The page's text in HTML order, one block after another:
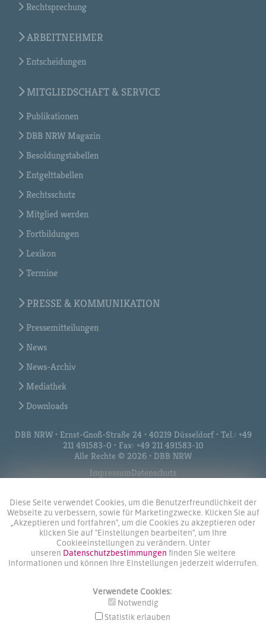
Diese Seite verwendet Cookies, um die Benutzerfreundlichkeit der
Webseite zu verbessern, sowie für Marketingzwecke. Klicken Sie auf
„Akzeptieren und fortfahren", um die Cookies zu akzeptieren oder
klicken Sie auf "Einstellungen bearbeiten", um Ihre
Cookieeinstellungen zu verändern. Unter
unseren Datenschutzbestimmungen finden Sie weitere
Informationen und können Ihre Einstellungen jederzeit widerrufen.
Verwendete Cookies:
Notwendig
Statistik erlauben
Rechtsprechung
ARBEITNEHMER
Entscheidungen
MITGLIEDSCHAFT & SERVICE
Publikationen
DBB NRW Magazin
Besoldungstabellen
Entgelttabellen
Rechtsschutz
Mitglied werden
Fortbildungen
Lexikon
Termine
PRESSE & KOMMUNIKATION
Pressemitteilungen
News
News-Archiv
Mediathek
Downloads
DBB NRW • Ernst-Gnoß-Straße 24 • 40219 Düsseldorf • Tel.: +49
211 491583-0 • Fax: +49 211 491583-10
Alle Rechte © 2026 • DBB NRW
ImpressumDatenschutz